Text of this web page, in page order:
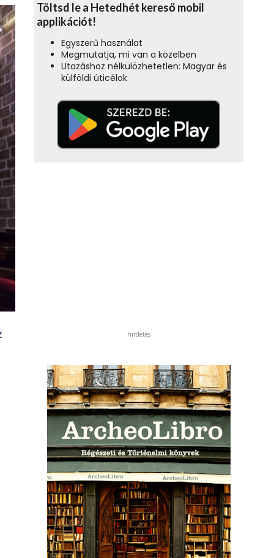
Töltsd le a Hetedhét kereső mobil
applikációt!
Egyszerű használat
Megmutatja, mi van a közelben
Utazáshoz nélkülözhetetlen: Magyar és
külföldi úticélok
hirdetés